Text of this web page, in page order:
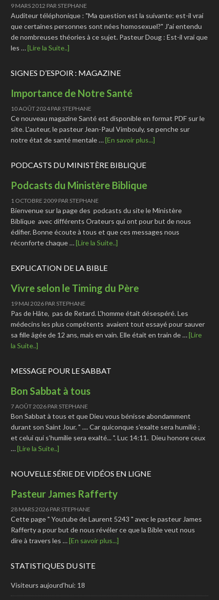
9 MARS 2012 PAR STEPHANE
Auditeur téléphonique : "Ma question est la suivante: est-il vrai
que certaines personnes sont nées homosexuel?" J'ai entendu
de nombreuses théories à ce sujet. Pasteur Doug : Est-il vrai que
les …[Lire la Suite..]
SIGNES D’ESPOIR : MAGAZINE
Importance de Notre Santé
10 AOÛT 2024PAR STEPHANE
Ce nouveau magazine Santé est disponible en format PDF sur le
site. L'auteur, le pasteur Jean-Paul Vimbouly, se penche sur
notre état de santé mentale …[En savoir plus...]
PODCASTS DU MINISTÈRE BIBLIQUE
Podcasts du Ministère Biblique
1 OCTOBRE 2009 PAR STEPHANE
Bienvenue sur la page des podcasts du site le Ministère
Biblique avec différents Orateurs qui ont pour but de nous
édifier. Bonne écoute à tous et que ces messages nous
réconforte chaque …[Lire la Suite..]
EXPLICATION DE LA BIBLE
Vivre selon le Timing du Père
19 MAI 2026 PAR STEPHANE
Pas de Hâte, pas de Retard. L'homme était désespéré. Les
médecins les plus compétents avaient tout essayé pour sauver
sa fille âgée de 12 ans, mais en vain. Elle était en train de …[Lire
la Suite..]
MESSAGE POUR LE SABBAT
Bon Sabbat à tous
7 AOÛT 2026 PAR STEPHANE
Bon Sabbat à tous et que Dieu vous bénisse abondamment
durant son Saint Jour. " .... Car quiconque s’exalte sera humilié ;
et celui qui s’humilie sera exalté... ". Luc 14:11. Dieu honore ceux
…[Lire la Suite..]
NOUVELLE SÉRIE DE VIDÉOS EN LIGNE
Pasteur James Rafferty
28 MARS 2026 PAR STEPHANE
Cette page " Youtube de Laurent 5243 " avec le pasteur James
Rafferty a pour but de nous révéler ce que la Bible veut nous
dire à travers les …[En savoir plus...]
STATISTIQUES DU SITE
Visiteurs aujourd’hui: 18